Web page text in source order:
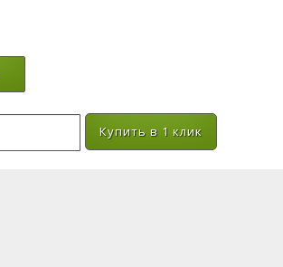
Купить в 1 клик